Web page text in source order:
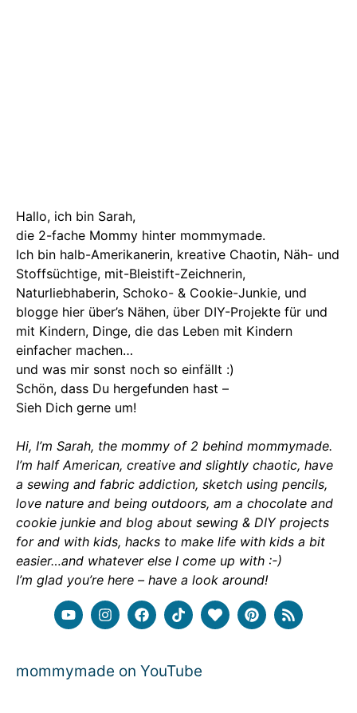
Hallo, ich bin Sarah,
die 2-fache Mommy hinter mommymade.
Ich bin halb-Amerikanerin, kreative Chaotin, Näh- und
Stoffsüchtige, mit-Bleistift-Zeichnerin,
Naturliebhaberin, Schoko- & Cookie-Junkie, und
blogge hier über’s Nähen, über DIY-Projekte für und
mit Kindern, Dinge, die das Leben mit Kindern
einfacher machen…
und was mir sonst noch so einfällt :)
Schön, dass Du hergefunden hast –
Sieh Dich gerne um!
Hi, I’m Sarah, the mommy of 2 behind mommymade.
I’m half American, creative and slightly chaotic, have
a sewing and fabric addiction, sketch using pencils,
love nature and being outdoors, am a chocolate and
cookie junkie and blog about sewing & DIY projects
for and with kids, hacks to make life with kids a bit
easier…and whatever else I come up with :-)
I’m glad you’re here – have a look around!
mommymade on YouTube